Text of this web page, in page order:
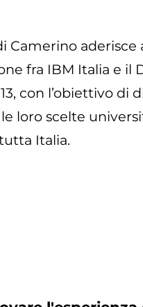
Camerino aderisce
fra IBM Italia e
con l’obiettivo
loro scelte
Italia.